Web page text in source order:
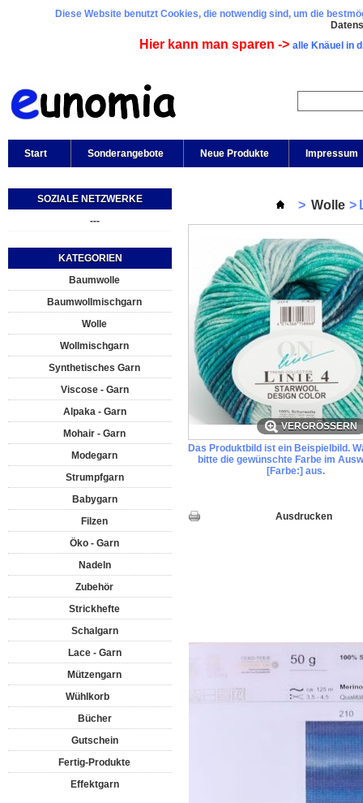
Diese Website benutzt Cookies, die notwendig sind, um die
Hier kann man sparen -> alle Knäuel in
Start Sonderangebote Neue Produkte Impressum
SOZIALE NETZWERKE
---
KATEGORIEN
Baumwolle
Baumwollmischgarn
Wolle
Wollmischgarn
Synthetisches Garn
Viscose - Garn
Alpaka - Garn
Mohair - Garn
Modegarn
Strumpfgarn
Babygarn
Filzen
Öko - Garn
Nadeln
Zubehör
Strickhefte
Schalgarn
Lace - Garn
Mützengarn
Wühlkorb
Bücher
Gutschein
Fertig-Produkte
Effektgarn
> Wolle >
VERGRÖSSERN
Das Produktbild ist ein Beispielbild.
bitte die gewünschte Farbe im
[Farbe:] aus.
Ausdrucken